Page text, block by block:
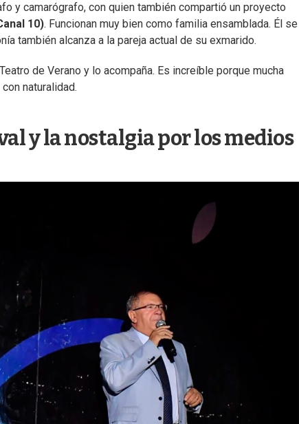
y camarógrafo, con quien también compartió un proyecto
10). Funcionan muy bien como familia ensamblada. Él se
también alcanza a la pareja actual de su exmarido.
de Verano y lo acompaña. Es increíble porque mucha
naturalidad.
y la nostalgia por los medios